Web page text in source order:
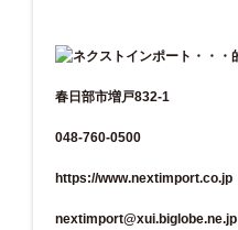
春日部市増戸832-1
048-760-0500
https://www.nextimport.co.jp
nextimport@xui.biglobe.ne.jp